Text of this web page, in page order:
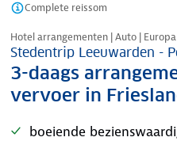
Complete reissom
Nazomer korting
Hotel arrangementen | Auto | Europa
Stedentrip Leeuwarden -
3-daags
vervoer in
boeiende